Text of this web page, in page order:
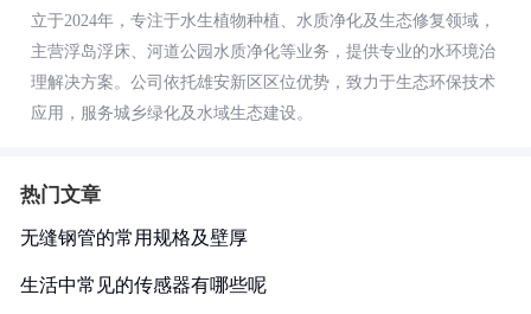
立于2024年，专注于水生植物种植、水质净化及生态修复领域，
主营浮岛浮床、河道公园水质净化等业务，提供专业的水环境治
理解决方案。公司依托雄安新区区位优势，致力于生态环保技术
应用，服务城乡绿化及水域生态建设。
热门文章
无缝钢管的常用规格及壁厚
生活中常见的传感器有哪些呢